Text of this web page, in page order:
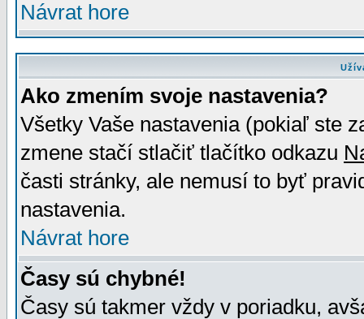
Návrat hore
Ako zmením svoje nastavenia?
Všetky Vaše nastavenia (pokiaľ ste
zmene stačí stlačiť tlačítko odkazu
časti stránky, ale nemusí to byť
nastavenia.
Návrat hore
Časy sú chybné!
Časy sú takmer vždy v poriadku,